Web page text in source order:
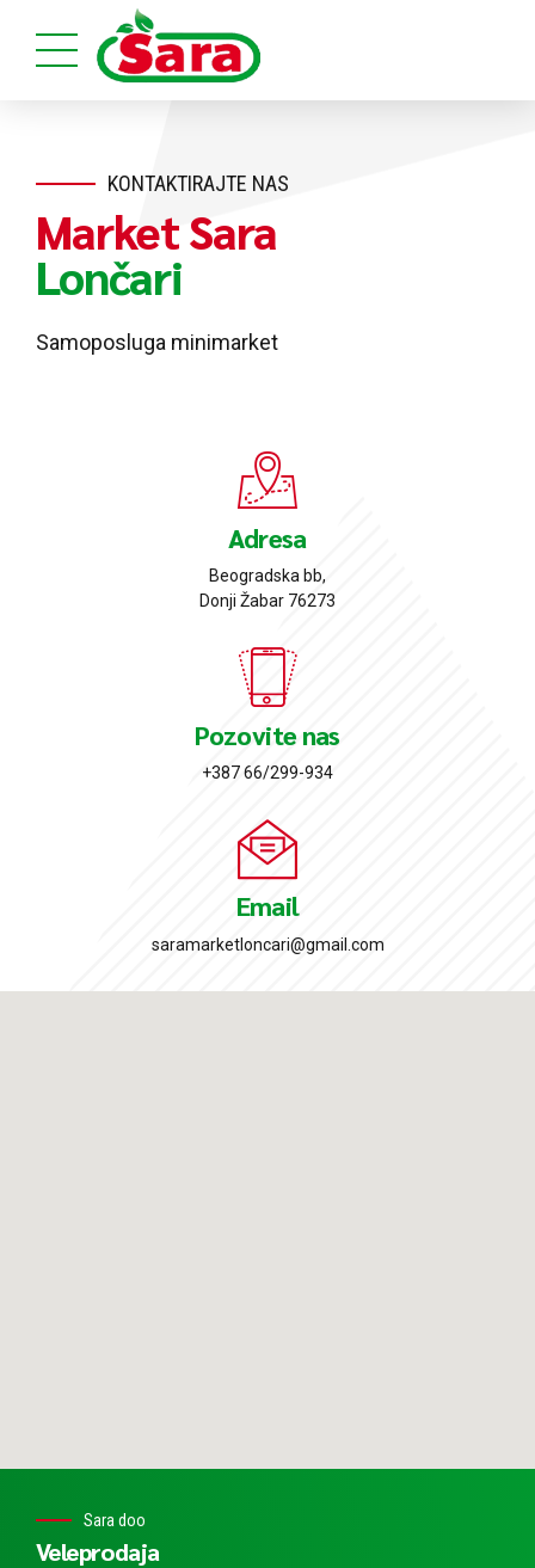
KONTAKTIRAJTE NAS
Market Sara
Lončari
Samoposluga minimarket
Adresa
Beogradska bb,
Donji Žabar 76273
Pozovite nas
+387 66/299-934
Email
saramarketloncari@gmail.com
Sara doo
Veleprodaja